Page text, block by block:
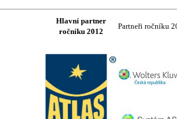
Hlavní partner
ročníku 2012
Partneři ročníku